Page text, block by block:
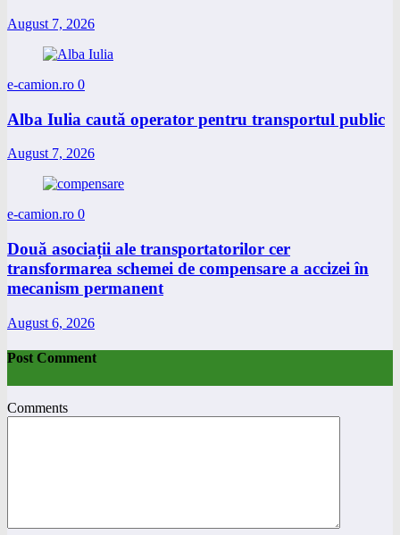
August 7, 2026
e-camion.ro 0
Alba Iulia caută operator pentru transportul public
August 7, 2026
e-camion.ro 0
Două asociații ale transportatorilor cer
transformarea schemei de compensare a accizei în
mecanism permanent
August 6, 2026
Post Comment
Comments